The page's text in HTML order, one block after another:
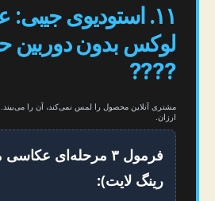
۱۱. استودیوی
لوکس بدون دوربین
????
مشتری آنلاین محصول را لمس نمی‌کند، آن را
ارزان.
فرمول ۳ مرحله‌ای
رینگ لایت):